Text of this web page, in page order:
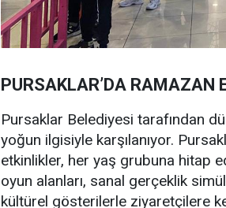
PURSAKLAR’DA RAMAZAN
Pursaklar Belediyesi tarafından
yoğun ilgisiyle karşılanıyor.
etkinlikler, her yaş grubuna hitap
oyun alanları, sanal gerçeklik
kültürel gösterilerle ziyaretçilere